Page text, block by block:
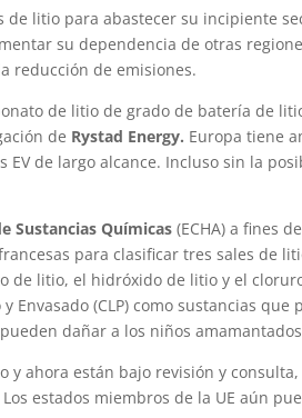
litio para abastecer su incipiente
su dependencia de otras
reducción de emisiones.
de litio de grado de batería de
de Rystad Energy. Europa tiene
de largo alcance. Incluso sin la
Sustancias Químicas(ECHA) a fines
para clasificar tres sales de
de litio, el hidróxido de litio y el
Envasado (CLP) como sustancias que
dañar a los niños
y ahora están bajo revisión y consulta,
estados miembros de la UE aún